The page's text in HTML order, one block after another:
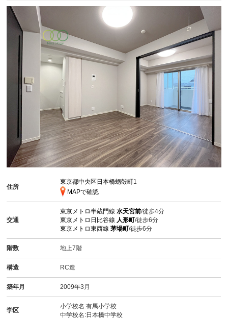
住所
東京都中央区日本橋蛎殻町1
MAPで確認
交通
東京メトロ半蔵門線水天宮前/徒歩4分
東京メトロ日比谷線 人形町/徒歩6分
東京メトロ東西線茅場町/徒歩6分
階数 地上7階
構造 RC造
築年月 2009年3月
学区
小学校名:有馬小学校
中学校名:日本橋中学校